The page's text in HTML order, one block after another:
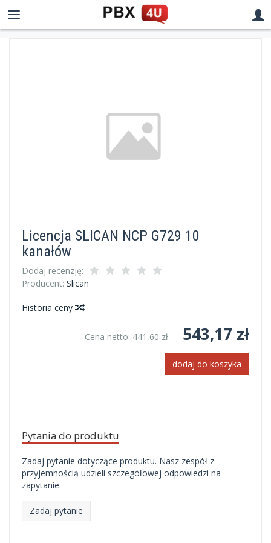
Licencja SLICAN NCP G729 10
kanałów
Dodaj recenzję:
Producent: Slican
Historia ceny
Cena netto: 441,60 zł 543,17 zł
dodaj do koszyka
Pytania do produktu
Zadaj pytanie dotyczące produktu. Nasz zespół z
przyjemnością udzieli szczegółowej odpowiedzi na
zapytanie.
Zadaj pytanie